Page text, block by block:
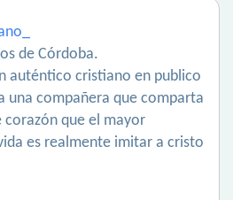
de Córdoba.
auténtico cristiano en publico
una compañera que comparta
corazón que el mayor
es realmente imitar a cristo